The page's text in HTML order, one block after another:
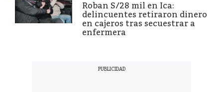
Roban S/28 mil en Ica:
delincuentes retiraron dinero
en cajeros tras secuestrar a
enfermera